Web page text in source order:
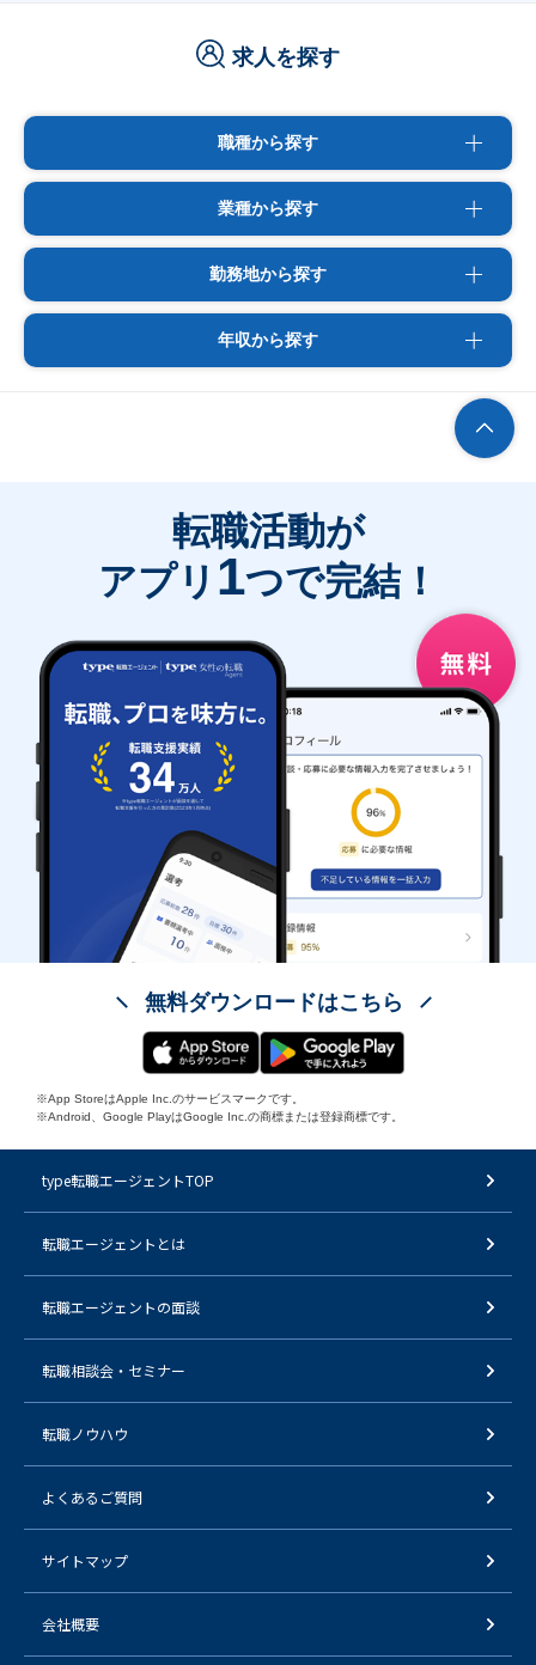
求人を探す
職種から探す
業種から探す
勤務地から探す
年収から探す
転職活動が
アプリ 1つで完結！
無料ダウンロードはこちら
※App StoreはApple Inc.のサービスマークです。
※Android、Google PlayはGoogle Inc.の商標または登録商標です。
type転職エージェントTOP
転職エージェントとは
転職エージェントの面談
転職相談会・セミナー
転職ノウハウ
よくあるご質問
サイトマップ
会社概要